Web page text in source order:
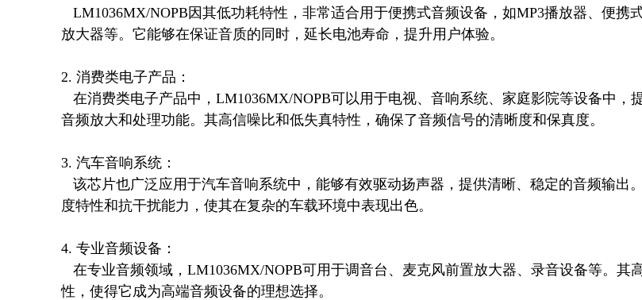
放大器等。它能够在保证音质的同时，延长电池寿命，提升用户体验。
2. 消费类电子产品：
音频放大和处理功能。其高信噪比和低失真特性，确保了音频信号的清晰度和保真度。
3. 汽车音响系统：
度特性和抗干扰能力，使其在复杂的车载环境中表现出色。
4. 专业音频设备：
性，使得它成为高端音频设备的理想选择。